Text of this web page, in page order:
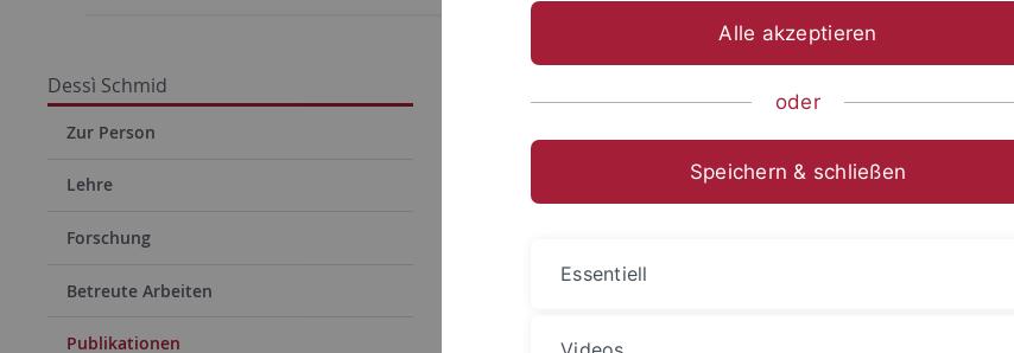
Dessì Schmid
Zur Person
Lehre
Forschung
Betreute Arbeiten
Publikationen
Prof. Dr. Sarah Dessì Schmid
Aspectuality – An Onomasiological Model Applied to
Alle akzeptieren
oder
Speichern & schließen
Essentiell